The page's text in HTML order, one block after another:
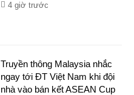
4 giờ trước
Truyền thông Malaysia nhắc
ngay tới ĐT Việt Nam khi đội
nhà vào bán kết ASEAN Cup